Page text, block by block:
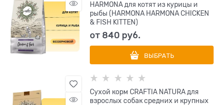
HARMONA для котят из курицы и
рыбы (HARMONA HARMONA CHICKEN
& FISH KITTEN)
от 840 руб.
ВЫБРАТЬ
Сухой корм CRAFTIA NATURA для
взрослых собак средних и крупных